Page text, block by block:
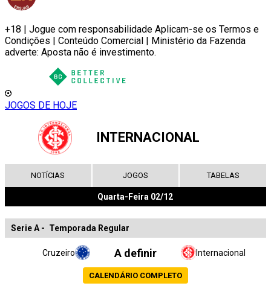
+18 | Jogue com responsabilidade Aplicam-se os Termos e
Condições | Conteúdo Comercial | Ministério da Fazenda
adverte: Aposta não é investimento.
JOGOS DE HOJE
INTERNACIONAL
NOTÍCIAS JOGOS TABELAS
Quarta-Feira 02/12
Serie A - Temporada Regular
Cruzeiro A definir Internacional
CALENDÁRIO COMPLETO